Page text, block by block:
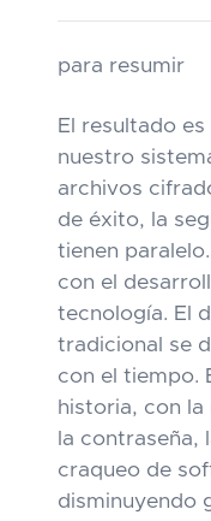
para resumir
El resultado
nuestro
archivos
de éxito, la
tienen
con el
tecnología. El
tradicional se
con el tiempo.
historia, con
la contraseña,
craqueo de
disminuyendo